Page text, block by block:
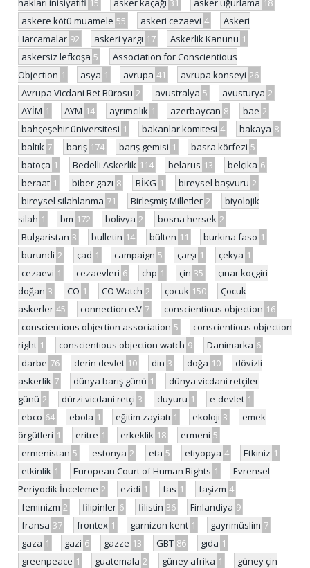
hakları inisiyatifi 15 asker kaçağı 31 asker uğurlama 18
askere kötü muamele 55 askeri cezaevi 4
Askeri
Harcamalar 92 askeri yargı 17 Askerlik Kanunu 1
askersiz lefkoşa 5
Association for Conscientious
Objection 1 asya 1 avrupa 41 avrupa konseyi 26
Avrupa Vicdani Ret Bürosu 2 avustralya 5 avusturya 2
AYİM 1 AYM 14 ayrımcılık 1 azerbaycan 8 bae 2
bahçeşehir üniversitesi 1 bakanlar komitesi 4 bakaya 8
baltık 7 barış 174 barış gemisi 1 basra körfezi 5
batoça 1 Bedelli Askerlik 114 belarus 13 belçika 6
beraat 1 biber gazı 8 BİKG 1 bireysel başvuru 2
bireysel silahlanma 71 Birleşmiş Milletler 2
biyolojik
silah 1 bm 172 bolivya 2 bosna hersek 2
Bulgaristan 3 bulletin 14 bülten 11 burkina faso 1
burundi 2 çad 1 campaign 5 çarşı 1 çekya 1
cezaevi 1 cezaevleri 6 chp 1 çin 35
çınar koçgiri
doğan 3 CO 1 CO Watch 2 çocuk 150
Çocuk
askerler 45 connection e.V 7 conscientious objection 16
conscientious objection association 5
conscientious objection
right 1 conscientious objection watch 9 Danimarka 6
darbe 76 derin devlet 10 din 3 doğa 10
dövizli
askerlik 7 dünya barış günü 1
dünya vicdani retçiler
günü 2 dürzi vicdani retçi 3 duyuru 1 e-devlet 1
ebco 64 ebola 1 eğitim zayiatı 1 ekoloji 3
emek
örgütleri 1 eritre 1 erkeklik 18 ermeni 5
ermenistan 5 estonya 2 eta 5 etiyopya 4 Etkiniz 1
etkinlik 1 European Court of Human Rights 1
Evrensel
Periyodik İnceleme 2 ezidi 1 fas 1 faşizm 4
feminizm 2 filipinler 6 filistin 36 Finlandiya 9
fransa 37 frontex 1 garnizon kent 1 gayrimüslim 7
gaza 1 gazi 6 gazze 13 GBT 86 gıda 1
greenpeace 1 guatemala 2 güney afrika 1
güney çin